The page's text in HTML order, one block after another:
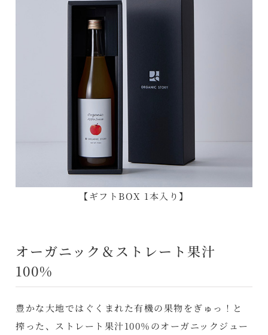
【ギフトBOX 1本入り】
オーガニック＆ストレート果汁
100%
豊かな大地ではぐくまれた有機の果物をぎゅっ！と
搾った、ストレート果汁100％のオーガニックジュー